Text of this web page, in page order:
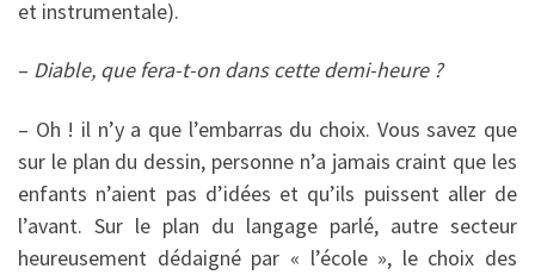
et instrumentale).
– Diable, que fera-t-on dans cette demi-heure ?
– Oh ! il n’y a que l’embarras du choix. Vous savez que
sur le plan du dessin, personne n’a jamais craint que les
en­fants n’aient pas d’idées et qu’ils puis­sent aller de
l’avant. Sur le plan du langage parlé, autre secteur
heureuse­ment dédaigné par « l’école », le choix des